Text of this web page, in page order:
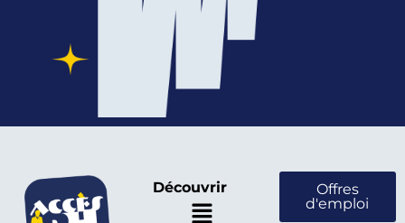
Découvrir
Offres
d'emploi